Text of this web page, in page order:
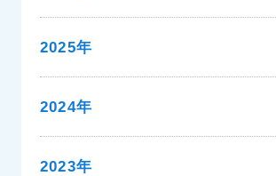
2025年
2024年
2023年